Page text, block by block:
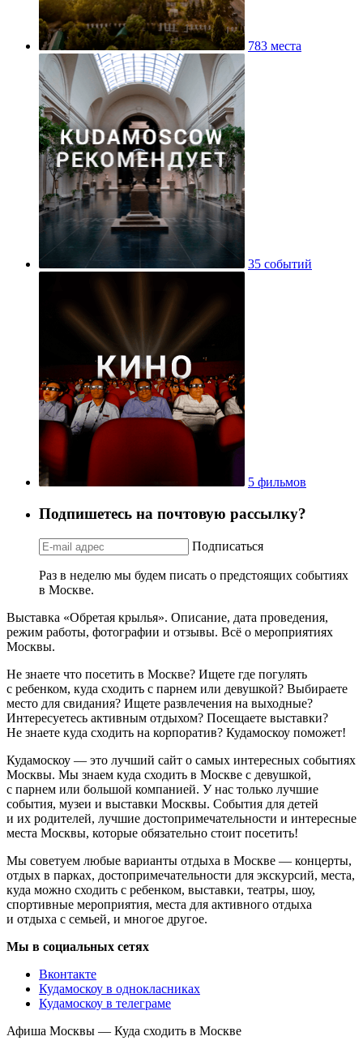
783 места
35 событий
5 фильмов
Подпишетесь на почтовую рассылку?
Подписаться
Раз в неделю мы будем писать о предстоящих событиях
в Москве.
Выставка «Обретая крылья». Описание, дата проведения,
режим работы, фотографии и отзывы. Всё о мероприятиях
Москвы.
Не знаете что посетить в Москве? Ищете где погулять
с ребенком, куда сходить с парнем или девушкой? Выбираете
место для свидания? Ищете развлечения на выходные?
Интересуетесь активным отдыхом? Посещаете выставки?
Не знаете куда сходить на корпоратив? Кудамоскоу поможет!
Кудамоскоу — это лучший сайт о самых интересных событиях
Москвы. Мы знаем куда сходить в Москве с девушкой,
с парнем или большой компанией. У нас только лучшие
события, музеи и выставки Москвы. События для детей
и их родителей, лучшие достопримечательности и интересные
места Москвы, которые обязательно стоит посетить!
Мы советуем любые варианты отдыха в Москве — концерты,
отдых в парках, достопримечательности для экскурсий, места,
куда можно сходить с ребенком, выставки, театры, шоу,
спортивные мероприятия, места для активного отдыха
и отдыха с семьей, и многое другое.
Мы в социальных сетях
Вконтакте
Кудамоскоу в однокласниках
Кудамоскоу в телеграме
Афиша Москвы — Куда сходить в Москве